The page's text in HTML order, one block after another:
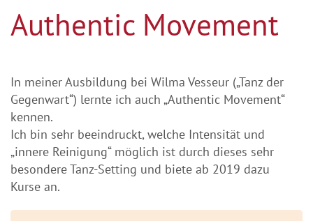
Authentic Movement
In meiner Ausbildung bei Wilma Vesseur („Tanz der
Gegenwart“) lernte ich auch „Authentic Movement“
kennen.
Ich bin sehr beeindruckt, welche Intensität und
„innere Reinigung“ möglich ist durch dieses sehr
besondere Tanz-Setting und biete ab 2019 dazu
Kurse an.